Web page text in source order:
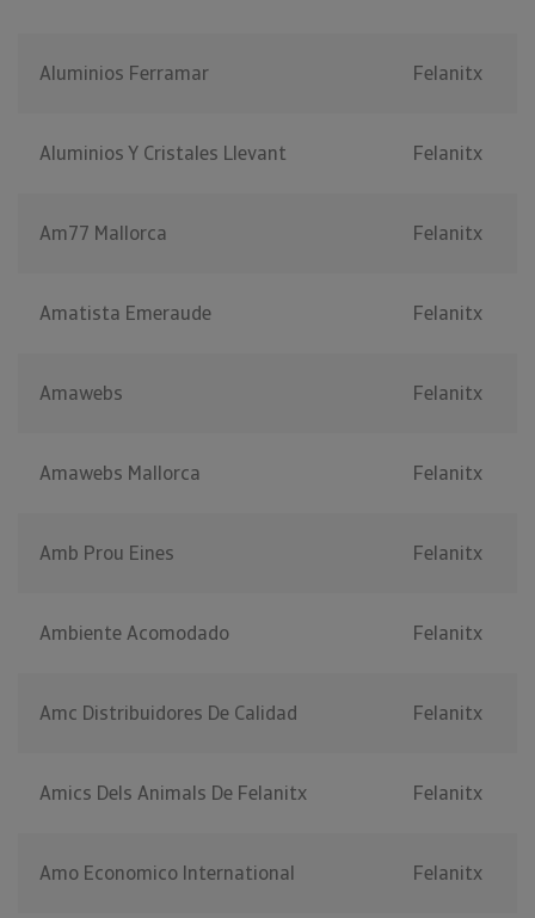
Aluminios Ferramar Felanitx
Aluminios Y Cristales Llevant Felanitx
Am77 Mallorca Felanitx
Amatista Emeraude Felanitx
Amawebs Felanitx
Amawebs Mallorca Felanitx
Amb Prou Eines Felanitx
Ambiente Acomodado Felanitx
Amc Distribuidores De Calidad Felanitx
Amics Dels Animals De Felanitx Felanitx
Amo Economico International Felanitx